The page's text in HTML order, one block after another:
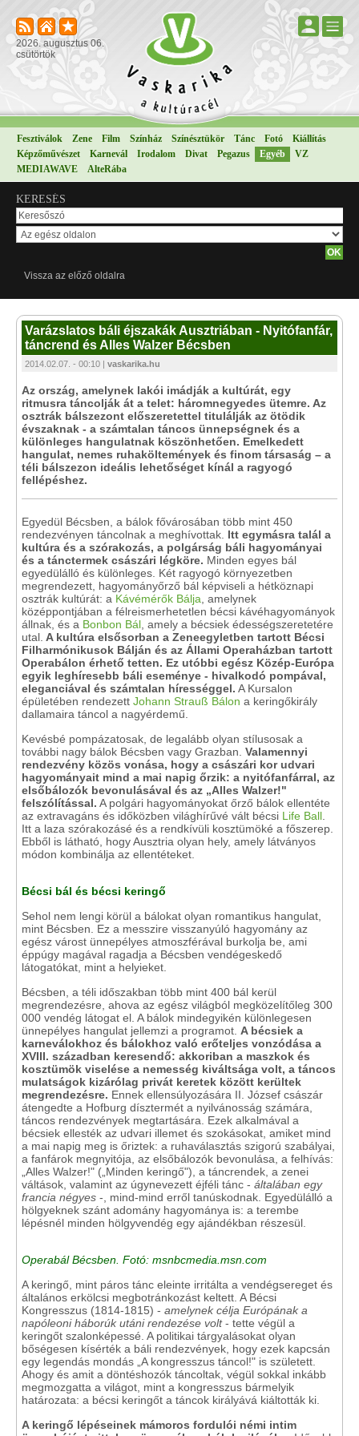
2026. augusztus 06.
csütörtök
Fesztiválok Zene Film Színház Színésztükör Tánc Fotó
Kiállítás
Képzőművészet
Karnevál Irodalom Divat Pegazus Egyéb
VZ
MEDIAWAVE
AlteRába
KERESÉS
Vissza az előző oldalra
Varázslatos báli éjszakák Ausztriában - Nyitófanfár,
táncrend és Alles Walzer Bécsben
2014.02.07. - 00:10 | vaskarika.hu
Az ország, amelynek lakói imádják a kultúrát, egy
ritmusra táncolják át a telet: háromnegyedes ütemre. Az
osztrák bálszezont előszeretettel titulálják az ötödik
évszaknak - a számtalan táncos ünnepségnek és a
különleges hangulatnak köszönhetően. Emelkedett
hangulat, nemes ruhaköltemények és finom társaság – a
téli bálszezon ideális lehetőséget kínál a ragyogó
fellépéshez.
Egyedül Bécsben, a bálok fővárosában több mint 450
rendezvényen táncolnak a meghívottak. Itt egymásra talál a
kultúra és a szórakozás, a polgárság báli hagyományai
és a tánctermek császári légköre. Minden egyes bál
egyedülálló és különleges. Két ragyogó környezetben
megrendezett, hagyományőrző bál képviseli a hétköznapi
osztrák kultúrát: a Kávémérők Bálja , amelynek
középpontjában a félreismerhetetlen bécsi kávéhagyományok
állnak, és a Bonbon Bál , amely a bécsiek édességszeretetére
utal. A kultúra elsősorban a Zeneegyletben tartott Bécsi
Filharmónikusok Bálján és az Állami Operaházban tartott
Operabálon érhető tetten. Ez utóbbi egész Közép-Európa
egyik leghíresebb báli eseménye - hivalkodó pompával,
eleganciával és számtalan hírességgel. A Kursalon
épületében rendezett Johann Strauß Bálon a keringőkirály
dallamaira táncol a nagyérdemű.
Kevésbé pompázatosak, de legalább olyan stílusosak a
további nagy bálok Bécsben vagy Grazban. Valamennyi
rendezvény közös vonása, hogy a császári kor udvari
hagyományait mind a mai napig őrzik: a nyitófanfárral, az
elsőbálozók bevonulásával és az „Alles Walzer!"
felszólítással. A polgári hagyományokat őrző bálok ellentéte
az extravagáns és időközben világhírűvé vált bécsi Life Ball
Itt a laza szórakozásé és a rendkívüli kosztümöké a főszerep.
Ebből is látható, hogy Ausztria olyan hely, amely látványos
módon kombinálja az ellentéteket.
Bécsi bál és bécsi keringő
Sehol nem lengi körül a bálokat olyan romantikus hangulat,
mint Bécsben. Ez a messzire visszanyúló hagyomány az
egész várost ünnepélyes atmoszférával burkolja be, ami
éppúgy magával ragadja a Bécsben vendégeskedő
látogatókat, mint a helyieket.
Bécsben, a téli időszakban több mint 400 bál kerül
megrendezésre, ahova az egész világból megközelítőleg 300
000 vendég látogat el. A bálok mindegyikén különlegesen
ünnepélyes hangulat jellemzi a programot. A bécsiek a
karneválokhoz és bálokhoz való erőteljes vonzódása a
XVIII. században keresendő: akkoriban a maszkok és
kosztümök viselése a nemesség kiváltsága volt, a táncos
mulatságok kizárólag privát keretek között kerültek
megrendezésre. Ennek ellensúlyozására II. József császár
átengedte a Hofburg dísztermét a nyilvánosság számára,
táncos rendezvények megtartására. Ezek alkalmával a
bécsiek ellesték az udvari illemet és szokásokat, amiket mind
a mai napig meg is őriztek: a ruhaválasztás szigorú szabályai,
a fanfárok megnyitója, az elsőbálozók bevonulása, a felhívás:
„Alles Walzer!" („Minden keringő"), a táncrendek, a zenei
váltások, valamint az úgynevezett éjféli tánc - általában egy
francia négyes -, mind-mind erről tanúskodnak. Egyedülálló a
hölgyeknek szánt adomány hagyománya is: a terembe
lépésnél minden hölgyvendég egy ajándékban részesül.
Operabál Bécsben. Fotó: msnbcmedia.msn.com
A keringő, mint páros tánc eleinte irritálta a vendégsereget és
általános erkölcsi megbotránkozást keltett. A Bécsi
Kongresszus (1814-1815) - amelynek célja Európának a
napóleoni háborúk utáni rendezése volt- tette végül a
keringőt szalonképessé. A politikai tárgyalásokat olyan
bőségesen kísérték a báli rendezvények, hogy ezek kapcsán
egy legendás mondás „A kongresszus táncol!" is született.
Ahogy és amit a döntéshozók táncoltak, végül sokkal inkább
megmozgatta a világot, mint a kongresszus bármelyik
határozata: a bécsi keringőt a táncok királyává kiáltották ki.
A keringő lépéseinek mámoros fordulói némi intim